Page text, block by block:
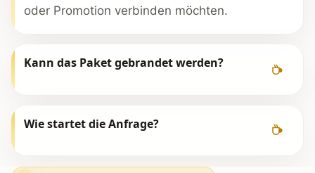
oder Promotion verbinden möchten.
Kann das Paket gebrandet werden?
Wie startet die Anfrage?